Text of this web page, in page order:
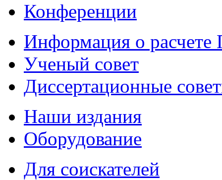
Конференции
Информация о
Ученый совет
Диссертационные
Наши издания
Оборудование
Для соискателей